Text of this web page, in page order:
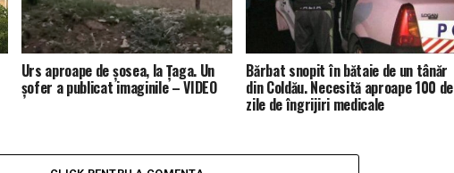
Urs aproape de șosea, la Țaga. Un
șofer a publicat imaginile – VIDEO
Bărbat snopit în bătaie de un tânăr
din Coldău. Necesită aproape 100 de
zile de îngrijiri medicale